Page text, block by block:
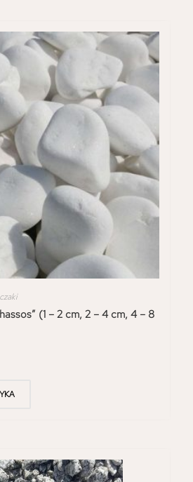
(1 – 2 cm, 2 – 4 cm, 4 – 8